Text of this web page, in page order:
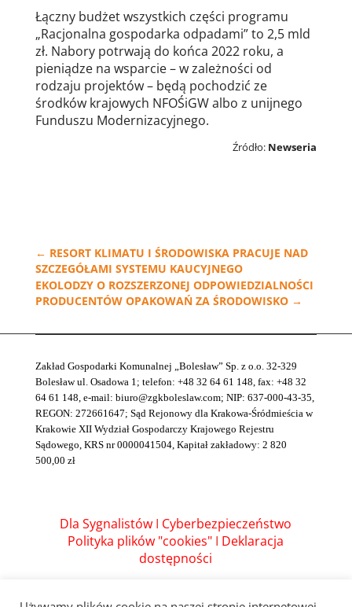
Łączny budżet wszystkich części programu
„Racjonalna gospodarka odpadami” to 2,5 mld
zł. Nabory potrwają do końca 2022 roku, a
pieniądze na wsparcie – w zależności od
rodzaju projektów – będą pochodzić ze
środków krajowych NFOŚiGW albo z unijnego
Funduszu Modernizacyjnego.
Źródło: Newseria
← RESORT KLIMATU I ŚRODOWISKA PRACUJE NAD
SZCZEGÓŁAMI SYSTEMU KAUCYJNEGO
EKOLODZY O ROZSZERZONEJ ODPOWIEDZIALNOŚCI
PRODUCENTÓW OPAKOWAŃ ZA ŚRODOWISKO→
Zakład Gospodarki Komunalnej „Bolesław” Sp. z o.o. 32-329
Bolesław ul. Osadowa 1; telefon: +48 32 64 61 148, fax: +48 32
64 61 148, e-mail: biuro@zgkboleslaw.com; NIP: 637-000-43-35,
REGON: 272661647; Sąd Rejonowy dla Krakowa-Śródmieścia w
Krakowie XII Wydział Gospodarczy Krajowego Rejestru
Sądowego, KRS nr 0000041504, Kapitał zakładowy: 2 820
500,00 zł
Dla Sygnalistów I Cyberbezpieczeństwo
Polityka plików "cookies" I Deklaracja
dostępności